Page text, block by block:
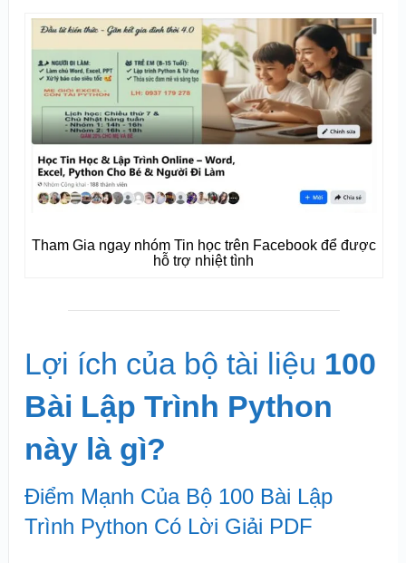
Tham Gia ngay nhóm Tin học trên Facebook để được
hỗ trợ nhiệt tình
Lợi ích của bộ tài liệu 100
Bài Lập Trình Python
này là gì?
Điểm Mạnh Của Bộ 100 Bài Lập
Trình Python Có Lời Giải PDF